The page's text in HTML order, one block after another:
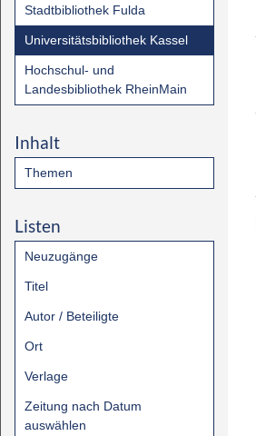
Stadtbibliothek Fulda
Universitätsbibliothek Kassel
Hochschul- und
Landesbibliothek RheinMain
Inhalt
Themen
Listen
Neuzugänge
Titel
Autor / Beteiligte
Ort
Verlage
Zeitung nach Datum
auswählen